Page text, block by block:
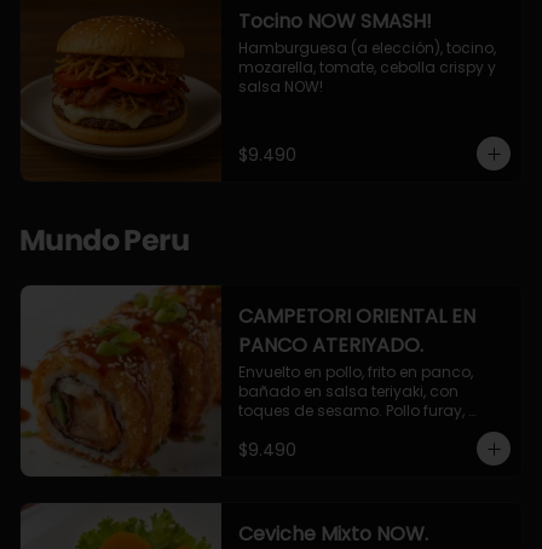
Tocino NOW SMASH!
Hamburguesa (a elección), tocino,
mozarella, tomate, cebolla crispy y
salsa NOW!
$9.490
Mundo Peru
CAMPETORI ORIENTAL EN
PANCO ATERIYADO.
Envuelto en pollo, frito en panco,
bañado en salsa teriyaki, con
toques de sesamo. Pollo furay,
queso, champiñon furay, cebollin.
$9.490
Ceviche Mixto NOW.